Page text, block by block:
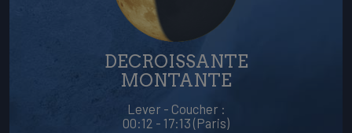
DECROISSANTE
MONTANTE
Lever - Coucher :
00:12 - 17:13 (Paris)